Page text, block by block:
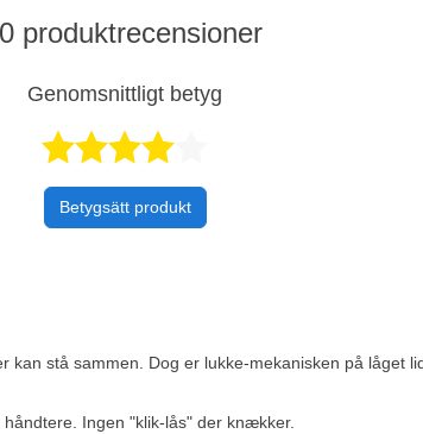
produktrecensioner
Genomsnittligt betyg
Betygsätt produkt
stå sammen. Dog er lukke-mekanisken på låget
Ingen "klik-lås" der knækker.